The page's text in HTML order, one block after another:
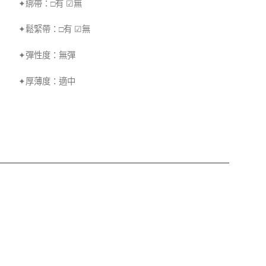
✦綁帶：□有 ☑無
✦鬆緊帶：□有 ☑無
✦彈性度：無彈
✦厚薄度：適中